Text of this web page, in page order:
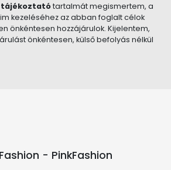
tájékoztatótartalmát megismertem, a
kezeléséhez az abban foglalt célok
önkéntesen hozzájárulok. Kijelentem,
önkéntesen, külső befolyás nélkül
- PinkFashion